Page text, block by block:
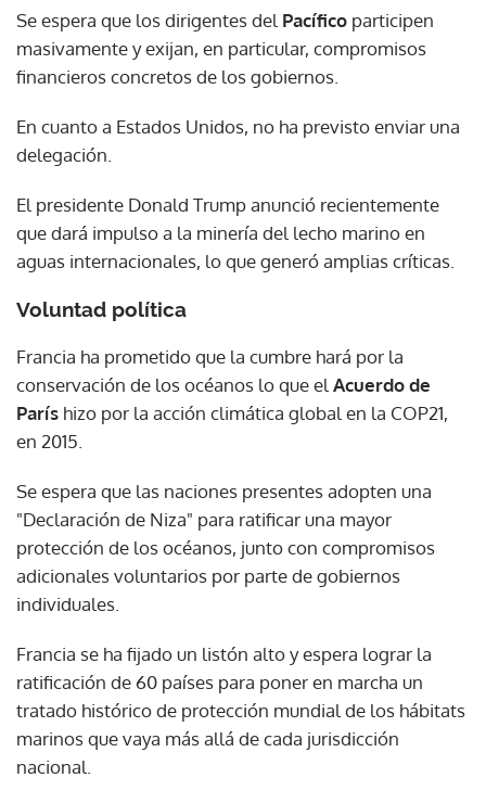
Se espera que los dirigentes del Pacífico participen
masivamente y exijan, en particular, compromisos
financieros concretos de los gobiernos.
En cuanto a Estados Unidos, no ha previsto enviar una
delegación.
El presidente Donald Trump anunció recientemente
que dará impulso a la minería del lecho marino en
aguas internacionales, lo que generó amplias críticas.
Voluntad política
Francia ha prometido que la cumbre hará por la
conservación de los océanos lo que el Acuerdo de
París hizo por la acción climática global en la COP21,
en 2015.
Se espera que las naciones presentes adopten una
"Declaración de Niza" para ratificar una mayor
protección de los océanos, junto con compromisos
adicionales voluntarios por parte de gobiernos
individuales.
Francia se ha fijado un listón alto y espera lograr la
ratificación de 60 países para poner en marcha un
tratado histórico de protección mundial de los hábitats
marinos que vaya más allá de cada jurisdicción
nacional.